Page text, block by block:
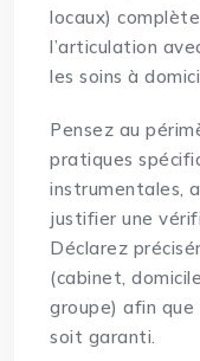
locaux)
l’articulation
les soins à
Pensez au
pratiques
instrumentales,
justifier une
Déclarez
(cabinet,
groupe) afin
soit garanti.